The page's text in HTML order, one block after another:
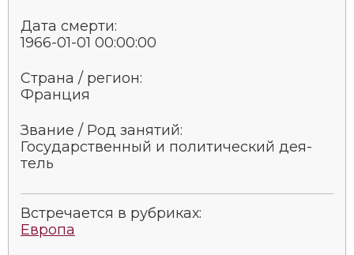
Дата смерти:
1966-01-01 00:00:00
Страна / регион:
Франция
Звание / Род занятий:
Государственный и по­ли­тический дея­
тель
Встречается в рубриках:
Европа